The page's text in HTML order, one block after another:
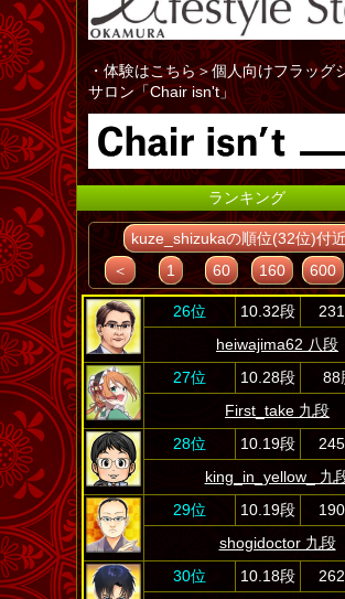
・体験はこちら＞個人向けフラッグ
サロン「Chair isn't」
ランキング
kuze_shizukaの順位(32位)付
＜
1 60 160 600
26位 10.32段
heiwajima62 八段
27位
10.28段
88
First_take 九段
28位
10.19段
king_in_yellow_ 九
29位
10.19段
shogidoctor 九段
30位
10.18段